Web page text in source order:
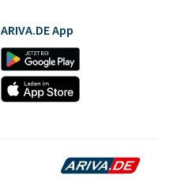
ARIVA.DE App